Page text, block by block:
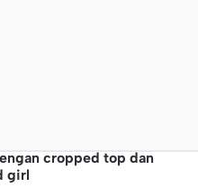
cropped top dan
girl